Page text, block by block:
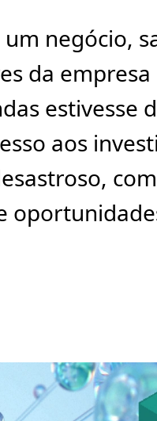
negócio,
da
estivesse
aos